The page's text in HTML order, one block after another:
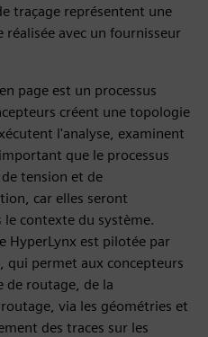
traçage représentent une
avec un fournisseur
page est un processus
créent une topologie
l'analyse, examinent
que le processus
tension et de
car elles seront
le contexte du système.
HyperLynx est pilotée par
qui permet aux concepteurs
de routage, de la
via les géométries et
des traces sur les